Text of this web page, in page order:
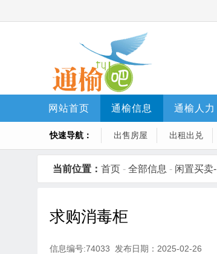
网站首页 通榆信息 通榆人力
快速导航： 出售房屋 出租出兑
当前位置： 首页 - 全部信息 - 闲置买卖-
求购消毒柜
信息编号:74033 发布日期：2025-02-26